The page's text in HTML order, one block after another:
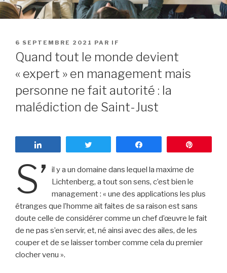
PUBLIÉ
LE
6 SEPTEMBRE 2021 PAR IF
Quand tout le monde devient
« expert » en management mais
personne ne fait autorité : la
malédiction de Saint-Just
S’
il y a un domaine dans lequel la maxime de
Lichtenberg, a tout son sens, c’est bien le
management : « une des applications les plus
étranges que l’homme ait faites de sa raison est sans
doute celle de considérer comme un chef d’œuvre le fait
de ne pas s’en servir, et, né ainsi avec des ailes, de les
couper et de se laisser tomber comme cela du premier
clocher venu ».